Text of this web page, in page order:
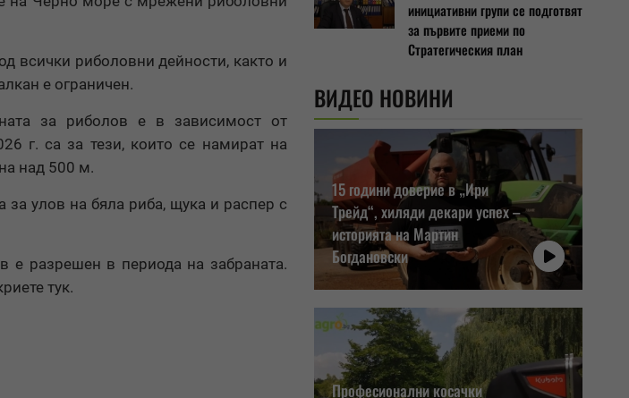
всички риболовни дейности, както и
е ограничен.
за риболов е в зависимост от
г. са за тези, които се намират на
над 500 м.
улов на бяла риба, щука и распер с
е разрешен в периода на забраната.
тук.
инициативни групи се подготвят
за първите приеми по
Стратегическия план
ВИДЕО НОВИНИ
15 години доверие в „Ири
Трейд“, хиляди декари успех –
историята на Мартин
Богдановски
Професионални косачки